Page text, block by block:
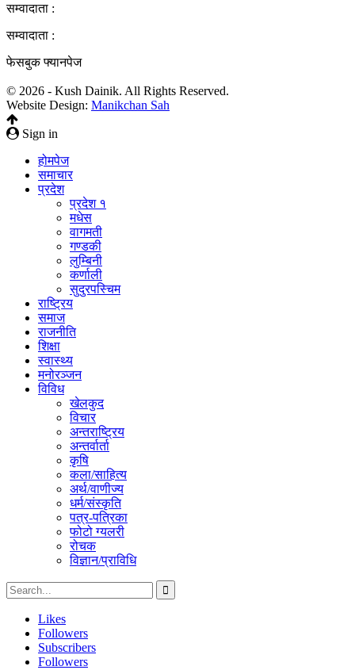
सम्वादाता :
सम्वादाता :
फेसबुक फ्यानपेज
© 2026 - Kush Dainik. All Rights Reserved.
Website Design: Manikchan Sah
Sign in
होमपेज
समाचार
प्रदेश
प्रदेश १
मधेस
वागमती
गण्डकी
लुम्बिनी
कर्णाली
सुदुरपस्चिम
राष्ट्रिय
समाज
राजनीति
शिक्षा
स्वास्थ्य
मनोरञ्जन
विविध
खेलकुद
विचार
अन्तराष्ट्रिय
अन्तर्वार्ता
कृषि
कला/साहित्य
अर्थ/वाणीज्य
धर्म/संस्कृति
पत्र-पत्रिका
फोटो ग्यलरी
रोचक
विज्ञान/प्राविधि
Likes
Followers
Subscribers
Followers